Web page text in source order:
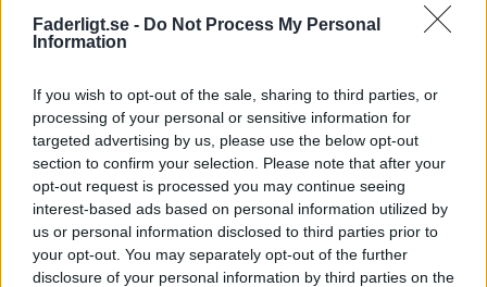
Faderligt.se - Do Not Process My Personal
Information
If you wish to opt-out of the sale, sharing to third parties, or
processing of your personal or sensitive information for
targeted advertising by us, please use the below opt-out
section to confirm your selection. Please note that after your
opt-out request is processed you may continue seeing
interest-based ads based on personal information utilized by
us or personal information disclosed to third parties prior to
your opt-out. You may separately opt-out of the further
disclosure of your personal information by third parties on the
sommarstugan men det kommer kosta oerhört mycket
det sagt så rekommenderar vi som sagt Telenors mobila
bredband. Det kan du enkelt och snabbt teckna på
Telenor.se/Mobilt-bredband.
Fördelar med Telenors mobila bredband
Ingen bindningstid, men du kan få rabatt om du tar